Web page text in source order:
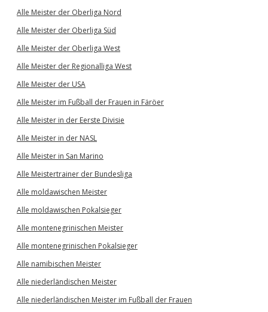
Alle Meister der Oberliga Nord
Alle Meister der Oberliga Süd
Alle Meister der Oberliga West
Alle Meister der Regionalliga West
Alle Meister der USA
Alle Meister im Fußball der Frauen in Färöer
Alle Meister in der Eerste Divisie
Alle Meister in der NASL
Alle Meister in San Marino
Alle Meistertrainer der Bundesliga
Alle moldawischen Meister
Alle moldawischen Pokalsieger
Alle montenegrinischen Meister
Alle montenegrinischen Pokalsieger
Alle namibischen Meister
Alle niederländischen Meister
Alle niederländischen Meister im Fußball der Frauen